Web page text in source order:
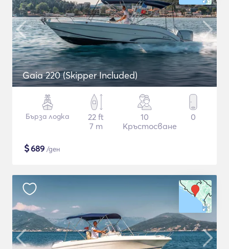
Gaia 220 (Skipper Included)
Бърза лодка
22 ft
7 m
10
Кръстосване
0
$689 /ден